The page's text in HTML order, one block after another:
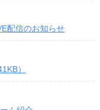
配信のお知らせ
）